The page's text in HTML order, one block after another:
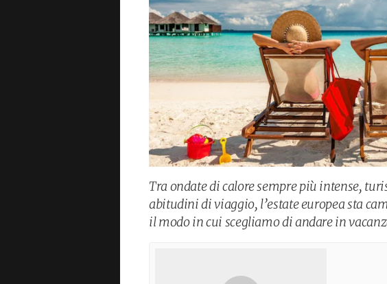
Tra ondate di calore sempre più intense,
abitudini di viaggio, l’estate europea sta
il modo in cui scegliamo di andare in